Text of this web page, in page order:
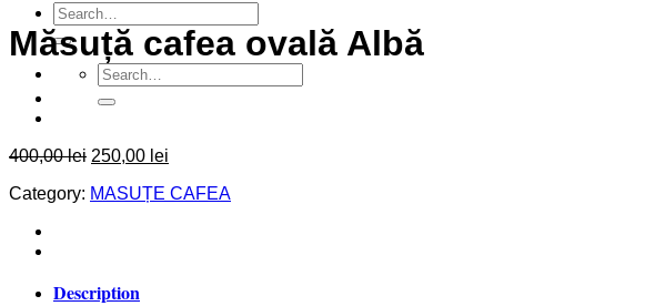
Search
for:
Search
for:
Măsuță cafea ovală Albă
400,00lei Original
was:
250,00 lei
is:
Category: MASUȚE CAFEA
Description